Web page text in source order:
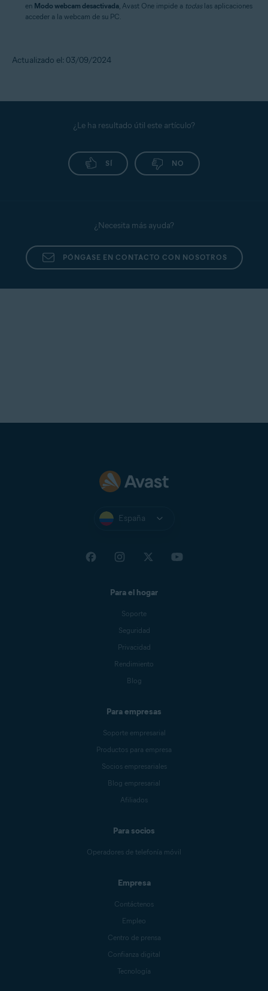
en Modo webcam desactivada , Avast One impide a todaslas aplicaciones
acceder a la webcam de su PC.
Actualizado el: 03/09/2024
¿Le ha resultado útil este artículo?
SÍ NO
¿Necesita más ayuda?
PÓNGASE EN CONTACTO CON NOSOTROS
España
Para el hogar
Soporte
Seguridad
Privacidad
Rendimiento
Blog
Para empresas
Soporte empresarial
Productos para empresa
Socios empresariales
Blog empresarial
Afiliados
Para socios
Operadores de telefonía móvil
Empresa
Contáctenos
Empleo
Centro de prensa
Confianza digital
Tecnología